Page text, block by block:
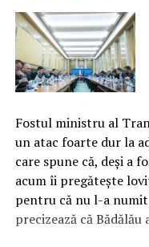
Fostul ministru al
un atac foarte dur la
care spune că, deşi a
acum îi pregăteşte
pentru că nu l-a numit
precizează că